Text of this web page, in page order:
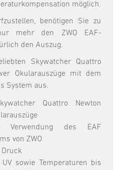
möglich.
benötigen Sie zu
mehr den ZWO EAF-
den Auszug.
Skywatcher Quattro
Okularauszüge mit dem
System aus.
Quattro Newton
Verwendung des EAF
von ZWO
Druck
UV sowie Temperaturen bis